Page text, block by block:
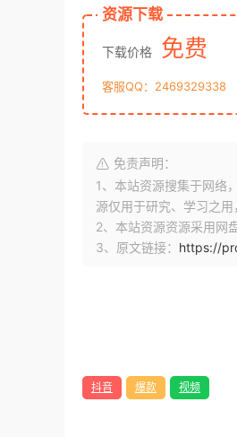
资源下载
下载价格 免费
客服QQ：2469329338
免责声明：
1、本站资源搜集于网络
源仅用于研究、学习之
2、本站资源资源采用网
3、原文链接： https://
抖音 爆款 视频